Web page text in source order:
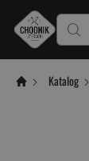
Katalog